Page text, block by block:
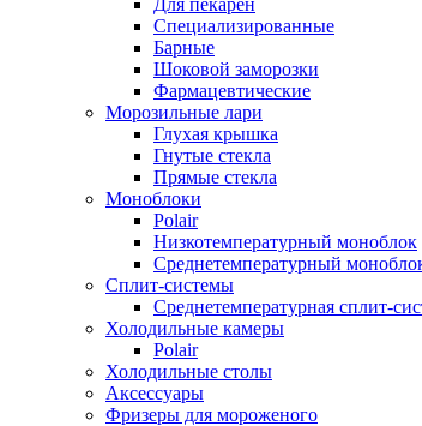
Специализированные
Барные
Шоковой заморозки
Фармацевтические
Морозильные лари
Глухая крышка
Гнутые стекла
Прямые стекла
Моноблоки
Polair
Низкотемпературный моноблок
Среднетемпературный
Сплит-системы
Среднетемпературная сплит-
Холодильные камеры
Polair
Холодильные столы
Аксессуары
Фризеры для мороженого